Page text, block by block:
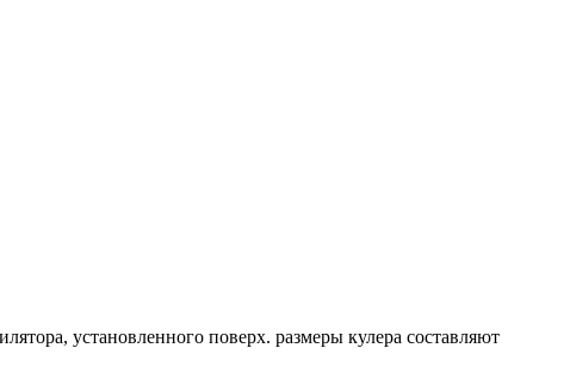
установленного поверх. размеры кулера составляют